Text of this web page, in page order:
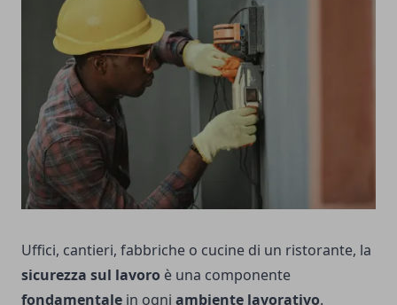
Uffici, cantieri, fabbriche o cucine di un ristorante, la
sicurezza sul lavoro è una componente
fondamentale in ogni ambiente lavorativo.